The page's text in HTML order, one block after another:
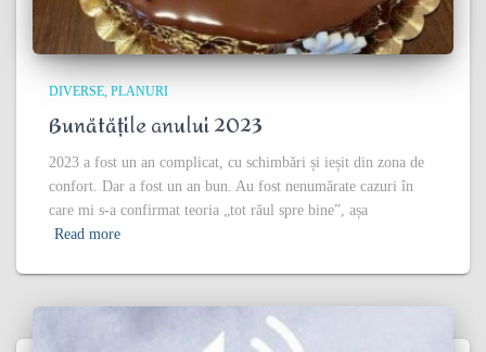
DIVERSE PLANURI
Bunătățile anului 2023
2023 a fost un an complicat, cu schimbări și ieșit din zona de
confort. Dar a fost un an bun. Au fost nenumărate cazuri în
care mi s-a confirmat teoria „tot răul spre bine”, așa
Read more